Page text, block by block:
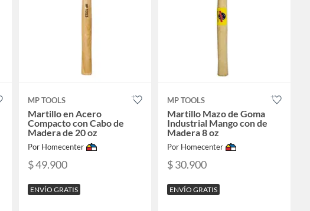
MP TOOLS
Martillo en Acero
Compacto con Cabo de
Madera de 20 oz
Por Homecenter
$ 49.900
ENVÍO GRATIS
MP TOOLS
Martillo Mazo de Goma
Industrial Mango con de
Madera 8 oz
Por Homecenter
$ 30.900
ENVÍO GRATIS